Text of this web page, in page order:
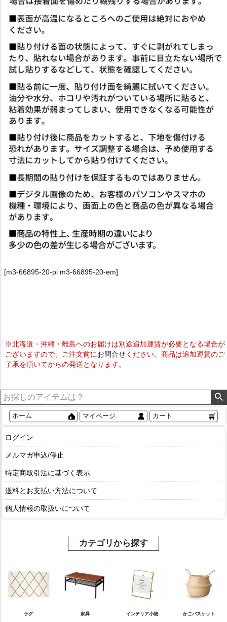
[m3-66895-20-pi m3-66895-20-em]
※北海道・沖縄・離島へのお届けは別途追加運賃が必要となる場合が
ございますので、ご注文前にお問合せください。商品は追加運賃のご
了承を頂いてからの発送となります。
ホーム マイページ カート
ログイン
メルマガ申込/停止
特定商取引法に基づく表示
送料とお支払い方法について
個人情報の取扱いについて
カテゴリから探す
ラグ 家具 インテリア小物 かごバスケット